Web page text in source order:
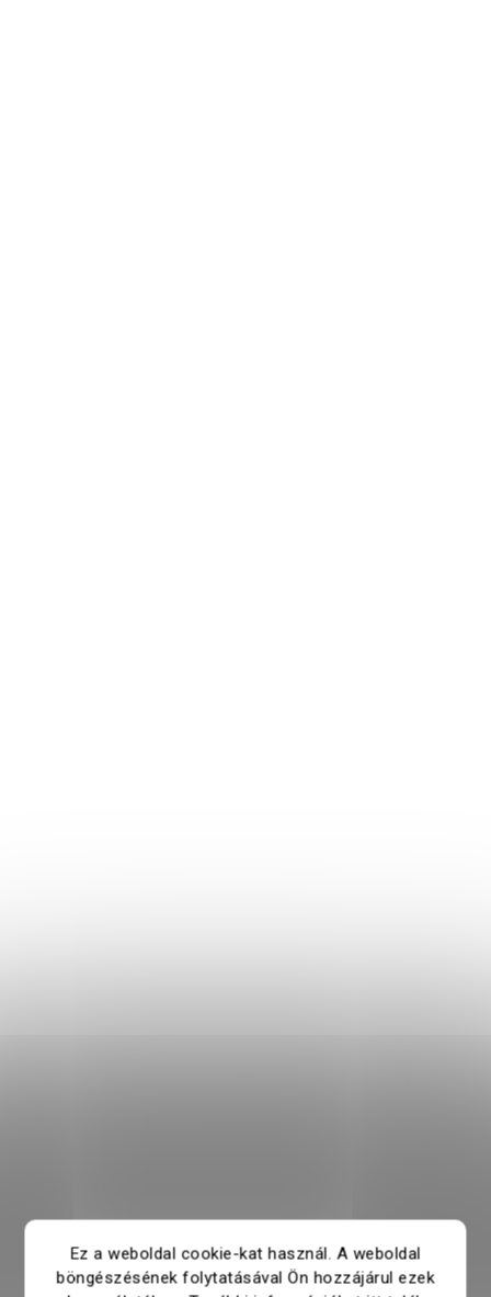
Ez a weboldal cookie-kat használ. A weboldal
böngészésének folytatásával Ön hozzájárul ezek